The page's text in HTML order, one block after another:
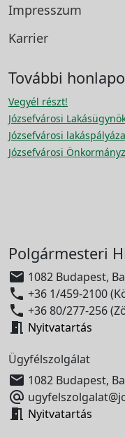
Impresszum
Karrier
További
Vegyél részt!
Józsefvárosi
Józsefvárosi
Józsefvárosi
Polgármesteri
 1082 Budapest,
 +36 1/459-2100
 +36 80/277-256
 Nyitvatartás
Ügyfélszolgálat
 1082 Budapest,

 Nyitvatartás